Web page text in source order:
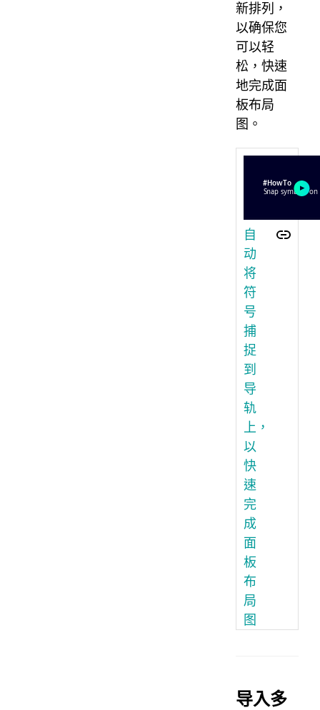
新排列，
以确保您
可以轻
松，快速
地完成面
板布局
图。
自
动
将
符
号
捕
捉
到
导
轨
上，
以
快
速
完
成
面
板
布
局
图
导入多